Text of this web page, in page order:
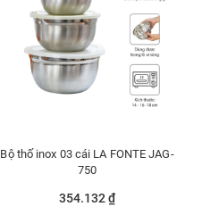
Bộ thố inox 03 cái LA FONTE JAG-
750
354.132 ₫